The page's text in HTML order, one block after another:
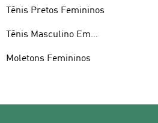
Tênis Pretos Femininos
Tênis Masculino Em
Moletons Femininos